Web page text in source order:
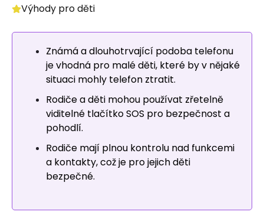
Výhody pro děti
Známá a dlouhotrvající podoba telefonu
je vhodná pro malé děti, které by v nějaké
situaci mohly telefon ztratit.
Rodiče a děti mohou používat zřetelně
viditelné tlačítko SOS pro bezpečnost a
pohodlí.
Rodiče mají plnou kontrolu nad funkcemi
a kontakty, což je pro jejich děti
bezpečné.